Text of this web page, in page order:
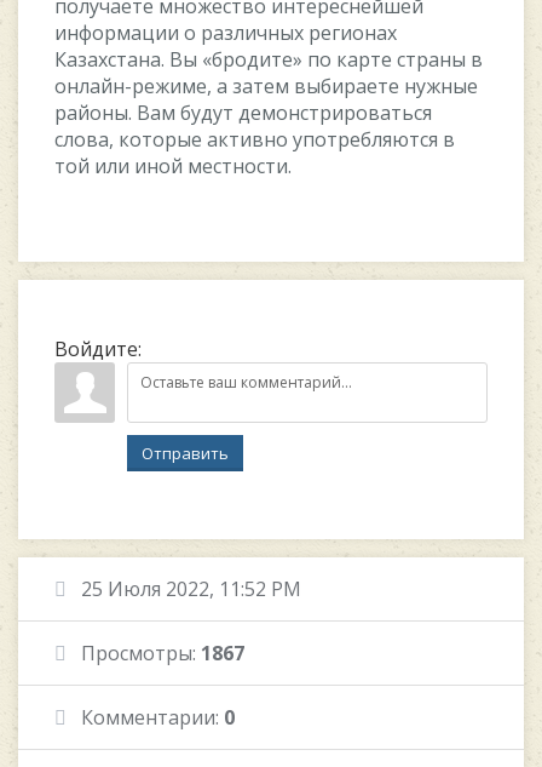
получаете множество интереснейшей
информации о различных регионах
Казахстана. Вы «бродите» по карте страны в
онлайн-режиме, а затем выбираете нужные
районы. Вам будут демонстрироваться
слова, которые активно употребляются в
той или иной местности.
Войдите:
Отправить
25 Июля 2022, 11:52 PM
Просмотры: 1867
Комментарии: 0